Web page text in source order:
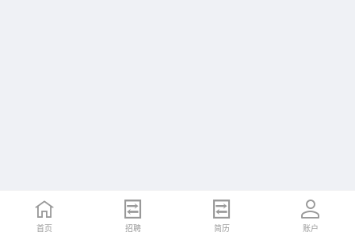
首页 招聘 简历 账户